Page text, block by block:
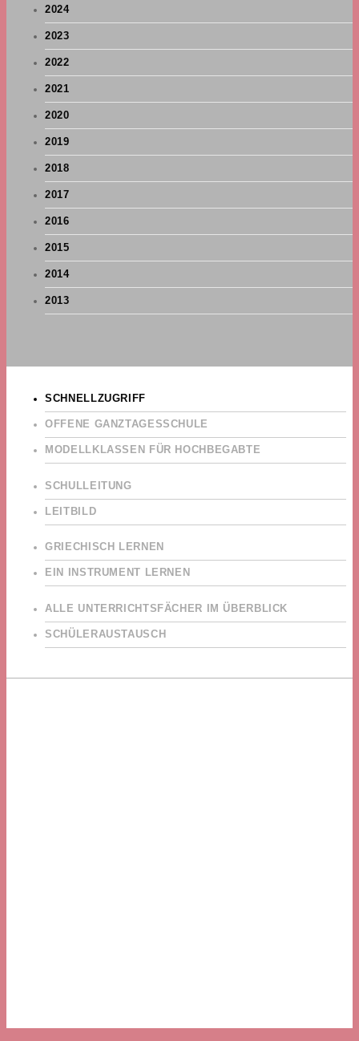
2024
2023
2022
2021
2020
2019
2018
2017
2016
2015
2014
2013
SCHNELLZUGRIFF
OFFENE GANZTAGESSCHULE
MODELLKLASSEN FÜR HOCHBEGABTE
SCHULLEITUNG
LEITBILD
GRIECHISCH LERNEN
EIN INSTRUMENT LERNEN
ALLE UNTERRICHTSFÄCHER IM ÜBERBLICK
SCHÜLERAUSTAUSCH